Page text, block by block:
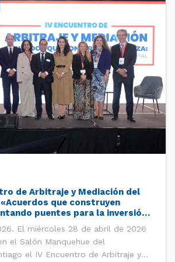
de Arbitraje y Mediación del
«Acuerdos que construyen
puentes para la inversión
El miércoles 28 de abril de 2026
el Salón Manquehue del
el IV Encuentro de Arbitraje y